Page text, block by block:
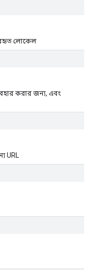
লোকেল
করার জন্য, এবং
URL